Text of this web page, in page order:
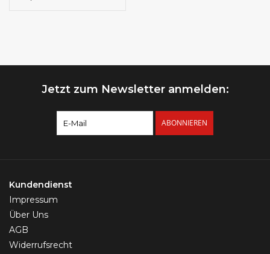
Jetzt zum Newsletter anmelden:
ABONNIEREN
Kundendienst
Impressum
Über Uns
AGB
Widerrufsrecht